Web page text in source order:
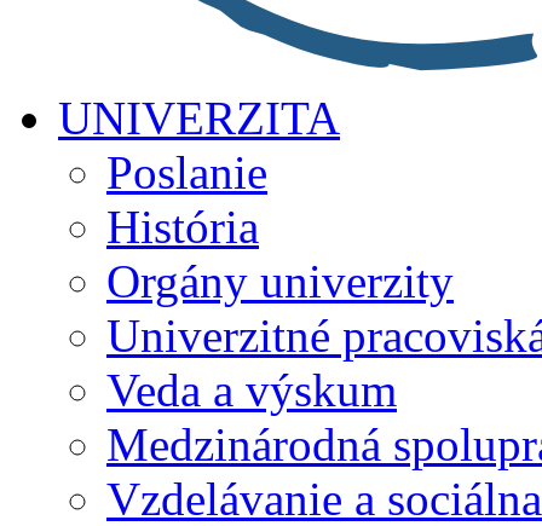
UNIVERZITA
Poslanie
História
Orgány univerzity
Univerzitné
Veda a výskum
Medzinárodná
Vzdelávanie a